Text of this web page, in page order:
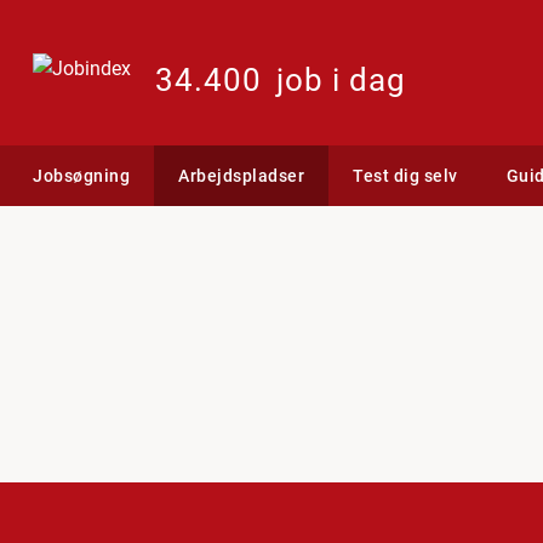
34.400 job i dag
Jobsøgning Arbejdspladser Test dig selv